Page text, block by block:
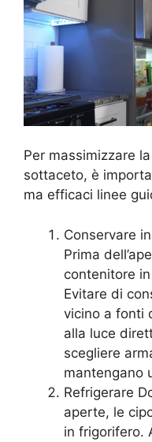
Per massimizzare
sottaceto, è
ma efficaci linee
Conservare
Prima
contenitore
Evitare di
vicino a fonti
alla luce
scegliere
mantengano
Refrigerare
aperte, le
in frigorifero.